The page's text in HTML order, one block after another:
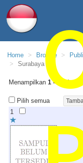
Home Browse
Surabaya :
Menampilkan 1 - 10 dari
Pilih semua
1